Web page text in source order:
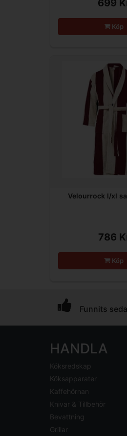
699
Köp
Velourrock l/xl
786
Köp
Funnits
HANDLA
Köksredskap
Köksapparater
Kaffehörnan
Knivar & Tillbehör
Bevattning
Grillar